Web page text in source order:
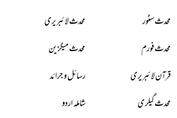
محدث سٹور محدث لائبریری
محدث فورم
محدث میگزین
قرآن لائبریری
رسائل و جرائد
محدث گیلری
شاملہ اردو